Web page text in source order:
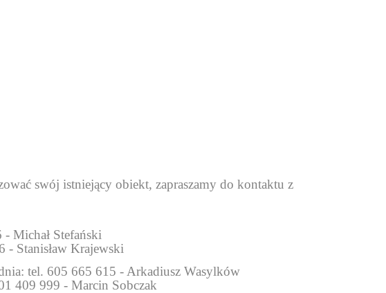
swój istniejący obiekt, zapraszamy do kontaktu z
Michał Stefański
- Stanisław Krajewski
tel. 605 665 615 - Arkadiusz Wasylków
409 999 - Marcin Sobczak